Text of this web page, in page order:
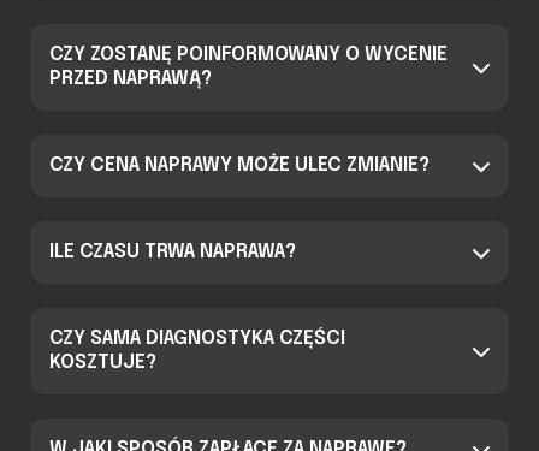
CZY ZOSTANĘ POINFORMOWANY O WYCENIE
PRZED NAPRAWĄ?
CZY CENA NAPRAWY MOŻE ULEC ZMIANIE?
ILE CZASU TRWA NAPRAWA?
CZY SAMA DIAGNOSTYKA CZĘŚCI
KOSZTUJE?